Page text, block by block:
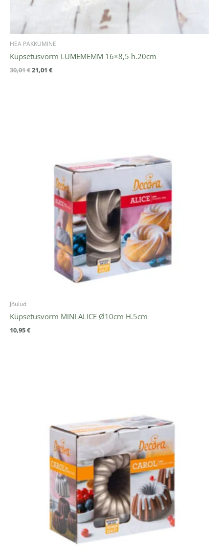
HEA PAKKUMINE
Küpsetusvorm LUMEMEMM 16×8,5 h.20cm
30,01€21,01 €
Jõulud
Küpsetusvorm MINI ALICE Ø10cm H.5cm
10,95€